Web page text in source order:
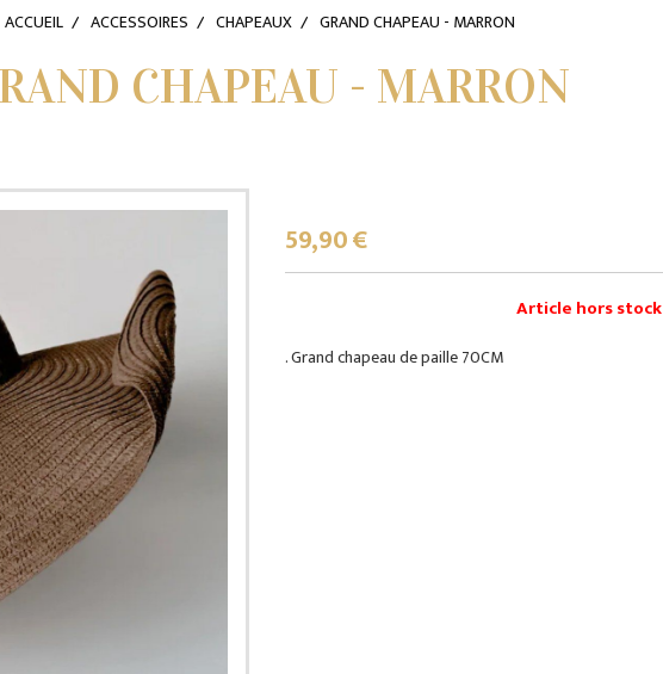
ACCUEIL ACCESSOIRES CHAPEAUX GRAND CHAPEAU - MARRON
CHAPEAU - MARRON
59,90€
Article hors stock
. Grand chapeau de paille 70CM